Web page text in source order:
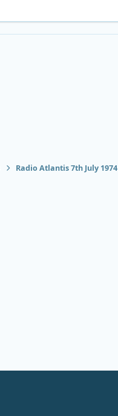
Radio Atlantis 7th July 1974